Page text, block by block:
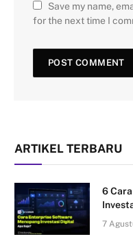
Save my name,
for the next time I
ARTIKEL TERBARU
6
7